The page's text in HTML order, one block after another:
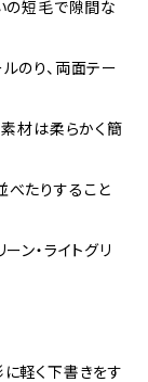
の短毛で隙間な
のり、両面テー
素材は柔らかく簡
べたりすること
ン・ライトグリ
軽く下書きをす